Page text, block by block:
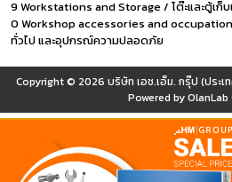
9 Workstations and Storage / โต๊ะและตู้เก็
0 Workshop accessories and
ทั่วไป และอุปกรณ์ความปลอดภัย
Copyright © 2026 บริษัท เอช.เอ็ม. กรุ๊ป (ประเ
Powered byOlanLab